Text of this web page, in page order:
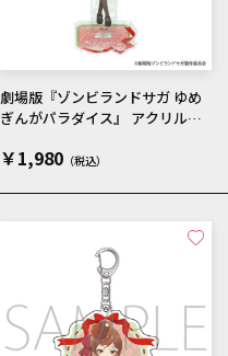
劇場版『ゾンビランドサガ ゆめ
ぎんがパラダイス』 アクリルス
￥1,980